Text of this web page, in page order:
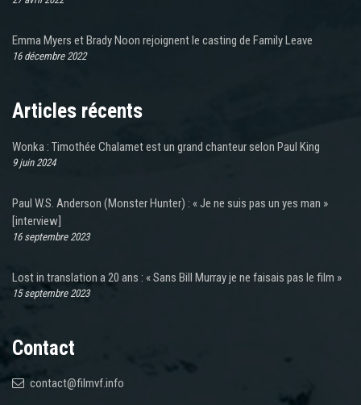
Emma Myers et Brady Noon rejoignent le casting de Family Leave
16 décembre 2022
Articles récents
Wonka : Timothée Chalamet est un grand chanteur selon Paul King
9 juin 2024
Paul W.S. Anderson (Monster Hunter) : « Je ne suis pas un yes man »
[interview]
16 septembre 2023
Lost in translation a 20 ans : « Sans Bill Murray je ne faisais pas le film »
15 septembre 2023
Contact
contact@filmvf.info